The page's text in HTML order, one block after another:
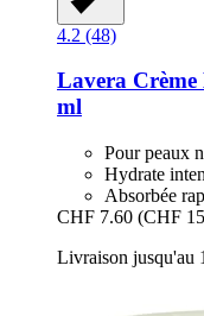
4.2 (48)
Lavera
ml
Pour peaux
Hydrate
Absorbée
CHF 7.60 (CHF
Livraison jusqu'au